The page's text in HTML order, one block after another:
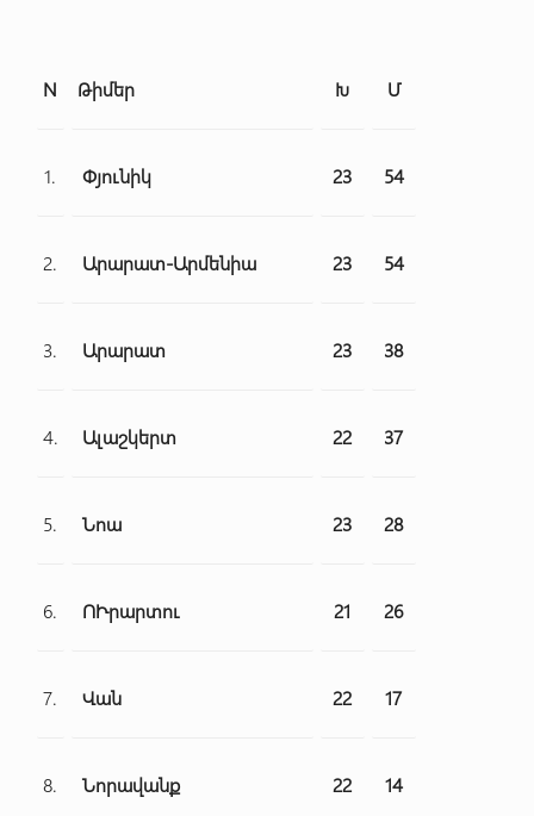
N Թիմեր Խ Մ
1. Փյունիկ 23 54
2. Արարատ-Արմենիա 23 54
3. Արարատ 23 38
4. Ալաշկերտ 22 37
5. Նոա 23 28
6. ՈՒրարտու 21 26
7. Վան 22 17
8. Նորավանք 22 14